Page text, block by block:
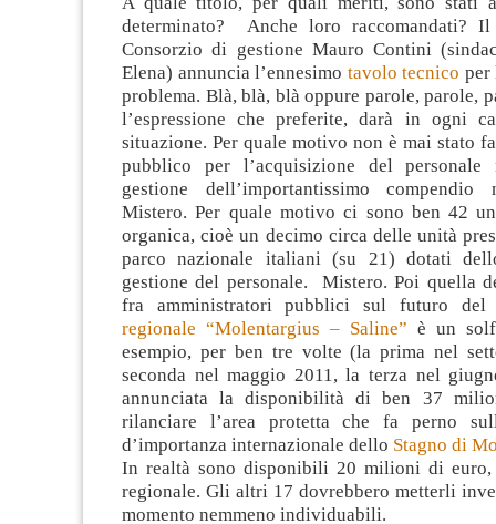
determinato? Anche loro raccomandati? Il
Consorzio di gestione Mauro Contini
Elena) annuncia l’ennesimo tavolo tecnico per
problema. Blà, blà, blà oppure parole, parole,
l’espressione che preferite, darà in ogni
situazione. Per quale motivo non è mai stato
pubblico per l’acquisizione del personale
gestione dell’importantissimo
Mistero. Per quale motivo ci sono ben 42
organica, cioè un decimo circa delle unità
parco nazionale italiani (su 21) dotati
gestione del personale. Mistero. Poi quella
fra amministratori pubblici sul futuro
regionale “Molentargius – Saline” è un
esempio, per ben tre volte (la prima nel
seconda nel maggio 2011, la terza nel
annunciata la disponibilità di ben 37
rilanciare l’area protetta che fa perno
d’importanza internazionale dello Stagno di
In realtà sono disponibili 20 milioni di euro,
regionale. Gli altri 17 dovrebbero metterli
momento nemmeno individuabili.